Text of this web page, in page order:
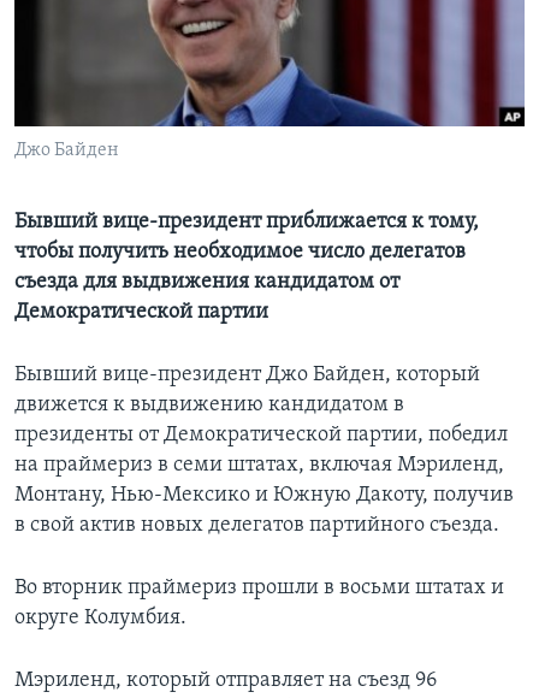
Learning English
Языки
Джо Байден
Бывший вице-президент приближается к тому,
чтобы получить необходимое число делегатов
съезда для выдвижения кандидатом от
Демократической партии
Бывший вице-президент Джо Байден, который
движется к выдвижению кандидатом в
президенты от Демократической партии, победил
на праймериз в семи штатах, включая Мэриленд,
Монтану, Нью-Мексико и Южную Дакоту, получив
в свой актив новых делегатов партийного съезда.
Во вторник праймериз прошли в восьми штатах и
округе Колумбия.
Мэриленд, который отправляет на съезд 96